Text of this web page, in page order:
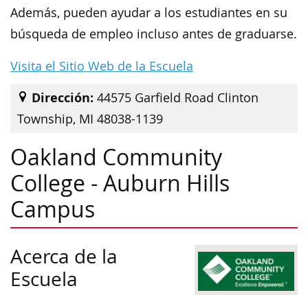
Además, pueden ayudar a los estudiantes en su
búsqueda de empleo incluso antes de graduarse.
Visita el Sitio Web de la Escuela
Dirección: 44575 Garfield Road Clinton
Township, MI 48038-1139
Oakland Community
College - Auburn Hills
Campus
Acerca de la
Escuela